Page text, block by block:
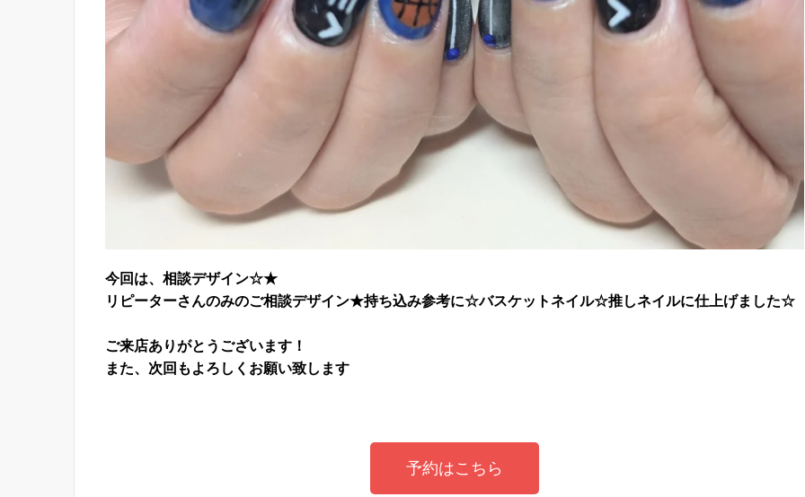
今回は、相談デザイン☆★
リピーターさんのみのご相談デザイン★持ち込み参考に☆バスケットネイル☆推しネイルに仕上げました☆
ご来店ありがとうございます！
また、次回もよろしくお願い致します
予約はこちら